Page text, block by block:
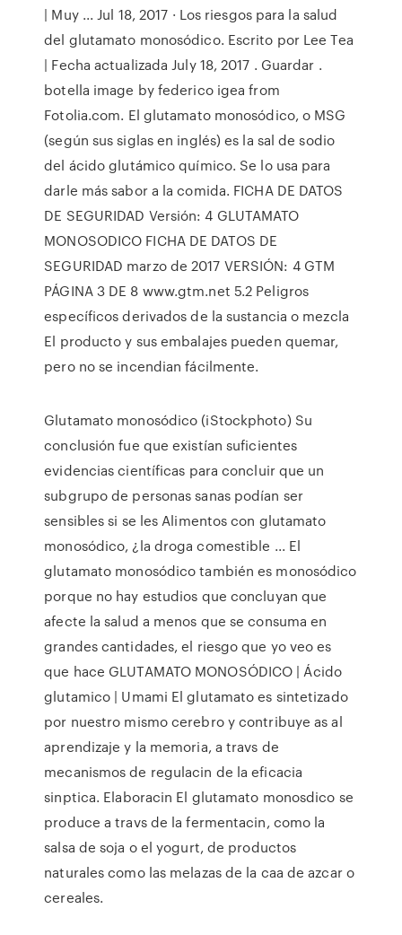
| Muy ... Jul 18, 2017 · Los riesgos para la salud
del glutamato monosódico. Escrito por Lee Tea
| Fecha actualizada July 18, 2017 . Guardar .
botella image by federico igea from
Fotolia.com. El glutamato monosódico, o MSG
(según sus siglas en inglés) es la sal de sodio
del ácido glutámico químico. Se lo usa para
darle más sabor a la comida. FICHA DE DATOS
DE SEGURIDAD Versión: 4 GLUTAMATO
MONOSODICO FICHA DE DATOS DE
SEGURIDAD marzo de 2017 VERSIÓN: 4 GTM
PÁGINA 3 DE 8 www.gtm.net 5.2 Peligros
específicos derivados de la sustancia o mezcla
El producto y sus embalajes pueden quemar,
pero no se incendian fácilmente.
Glutamato monosódico (iStockphoto) Su
conclusión fue que existían suficientes
evidencias científicas para concluir que un
subgrupo de personas sanas podían ser
sensibles si se les Alimentos con glutamato
monosódico, ¿la droga comestible ... El
glutamato monosódico también es monosódico
porque no hay estudios que concluyan que
afecte la salud a menos que se consuma en
grandes cantidades, el riesgo que yo veo es
que hace GLUTAMATO MONOSÓDICO | Ácido
glutamico | Umami El glutamato es sintetizado
por nuestro mismo cerebro y contribuye as al
aprendizaje y la memoria, a travs de
mecanismos de regulacin de la eficacia
sinptica. Elaboracin El glutamato monosdico se
produce a travs de la fermentacin, como la
salsa de soja o el yogurt, de productos
naturales como las melazas de la caa de azcar o
cereales.